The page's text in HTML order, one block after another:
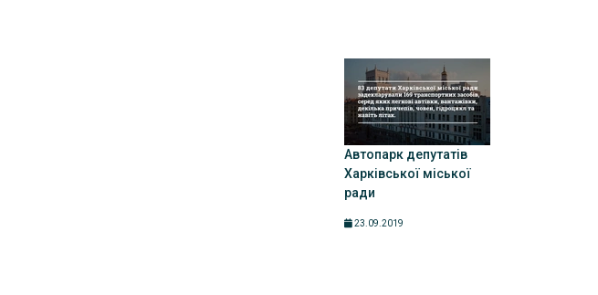
Автопарк депутатів
Харківської міської
ради
23.09.2019